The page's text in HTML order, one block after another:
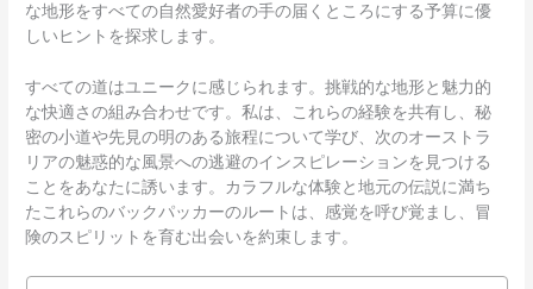
な地形をすべての自然愛好者の手の届くところにする予算に優
しいヒントを探求します。
すべての道はユニークに感じられます。挑戦的な地形と魅力的
な快適さの組み合わせです。私は、これらの経験を共有し、秘
密の小道や先見の明のある旅程について学び、次のオーストラ
リアの魅惑的な風景への逃避のインスピレーションを見つける
ことをあなたに誘います。カラフルな体験と地元の伝説に満ち
たこれらのバックパッカーのルートは、感覚を呼び覚まし、冒
険のスピリットを育む出会いを約束します。